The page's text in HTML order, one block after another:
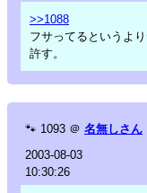
>>1088
フサってるというよ
許す。
🐾 1093 ＠ 名無しさん
2003-08-03
10:30:26